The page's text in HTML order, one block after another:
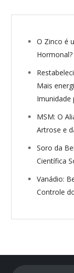
O Zinco é
Hormonal?
Mais
Imunidade
MSM: O
Artrose e
Soro da
Científica
Vanádio:
Controle